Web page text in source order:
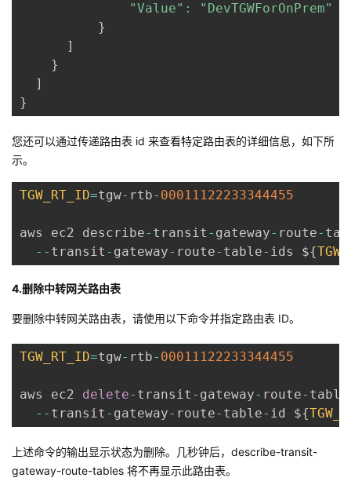
"Value" :
"DevTGWForOnPrem"
}
]
}
]
}
您还可以通过传递路由表 id 来查看特定路由表的详细信息，如下所
示。
TGW_RT_ID=tgw- rtb- 00011122233344455
aws ec2 describe- transit - gateway- route-
-- transit - gateway- route- table- ids ${
4.删除中转网关路由表
要删除中转网关路由表，请使用以下命令并指定路由表 ID。
TGW_RT_ID=tgw- rtb- 00011122233344455
aws ec2 delete- transit - gateway- route-
-- transit - gateway- route- table- id ${
上述命令的输出显示状态为删除。几秒钟后，describe-transit-
gateway-route-tables 将不再显示此路由表。